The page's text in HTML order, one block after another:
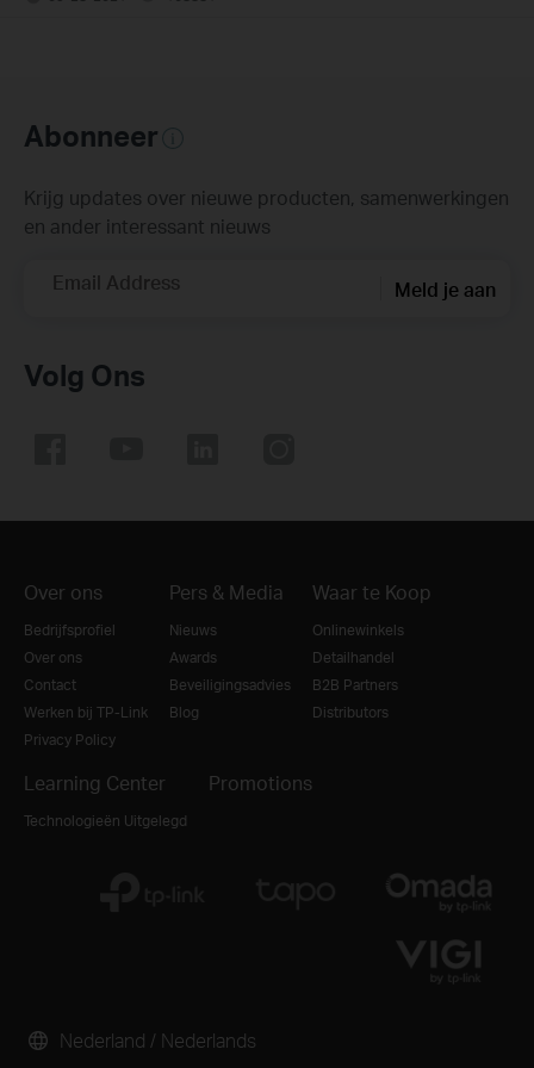
Abonneer
Krijg updates over nieuwe producten, samenwerkingen
en ander interessant nieuws
Email Address Meld je aan
Volg Ons
Over ons
Bedrijfsprofiel
Over ons
Contact
Werken bij TP-Link
Privacy Policy
Pers & Media
Nieuws
Awards
Beveiligingsadvies
Blog
Waar te Koop
Onlinewinkels
Detailhandel
B2B Partners
Distributors
Learning Center
Technologieën Uitgelegd
Promotions
Nederland / Nederlands